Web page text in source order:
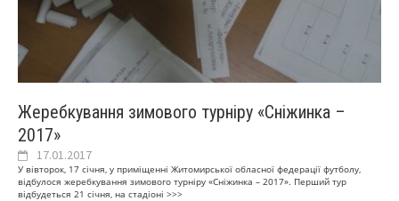
Жеребкування зимового турніру «Сніжинка –
2017»
17.01.2017
У вівторок, 17 січня, у приміщенні Житомирської обласної федерації футболу,
відбулося жеребкування зимового турніру «Сніжинка – 2017». Перший тур
відбудеться 21 січня, на стадіоні >>>